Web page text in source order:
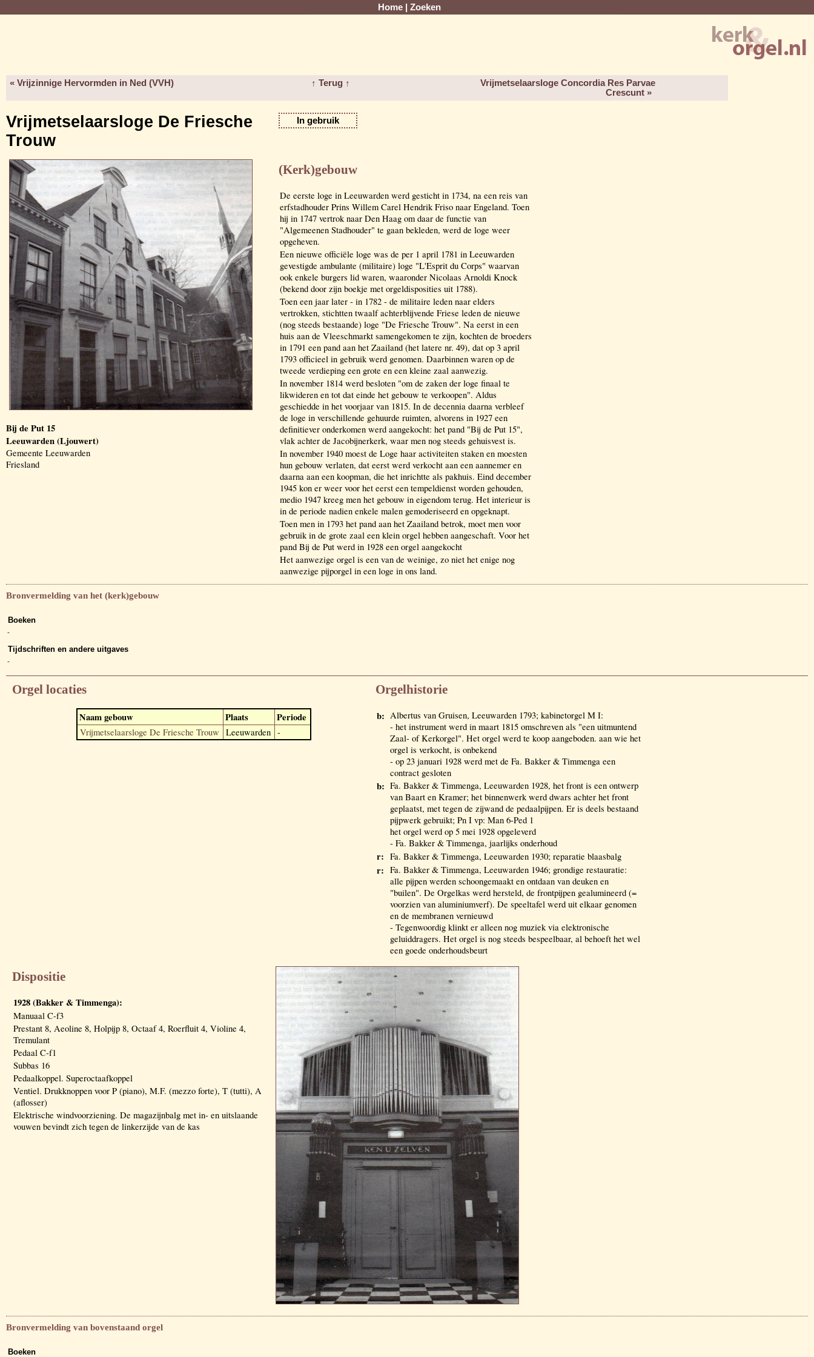
Home Zoeken
« Vrijzinnige Hervormden in Ned (VVH) ↑ Terug ↑
Vrijmetselaarsloge Concordia Res Parvae
Crescunt »
Vrijmetselaarsloge De Friesche
Trouw
In gebruik
Bij de Put 15
Leeuwarden (Ljouwert)
Gemeente Leeuwarden
Friesland
(Kerk)gebouw
De eerste loge in Leeuwarden werd gesticht in 1734, na een reis van
erfstadhouder Prins Willem Carel Hendrik Friso naar Engeland. Toen
hij in 1747 vertrok naar Den Haag om daar de functie van
"Algemeenen Stadhouder" te gaan bekleden, werd de loge weer
opgeheven.
Een nieuwe officiële loge was de per 1 april 1781 in Leeuwarden
gevestigde ambulante (militaire) loge "L'Esprit du Corps" waarvan
ook enkele burgers lid waren, waaronder Nicolaas Arnoldi Knock
(bekend door zijn boekje met orgeldisposities uit 1788).
Toen een jaar later - in 1782 - de militaire leden naar elders
vertrokken, stichtten twaalf achterblijvende Friese leden de nieuwe
(nog steeds bestaande) loge "De Friesche Trouw". Na eerst in een
huis aan de Vleeschmarkt samengekomen te zijn, kochten de broeders
in 1791 een pand aan het Zaailand (het latere nr. 49), dat op 3 april
1793 officieel in gebruik werd genomen. Daarbinnen waren op de
tweede verdieping een grote en een kleine zaal aanwezig.
In november 1814 werd besloten "om de zaken der loge finaal te
likwideren en tot dat einde het gebouw te verkoopen". Aldus
geschiedde in het voorjaar van 1815. In de decennia daarna verbleef
de loge in verschillende gehuurde ruimten, alvorens in 1927 een
definitiever onderkomen werd aangekocht: het pand "Bij de Put 15",
vlak achter de Jacobijnerkerk, waar men nog steeds gehuisvest is.
In november 1940 moest de Loge haar activiteiten staken en moesten
hun gebouw verlaten, dat eerst werd verkocht aan een aannemer en
daarna aan een koopman, die het inrichtte als pakhuis. Eind december
1945 kon er weer voor het eerst een tempeldienst worden gehouden,
medio 1947 kreeg men het gebouw in eigendom terug. Het interieur is
in de periode nadien enkele malen gemoderiseerd en opgeknapt.
Toen men in 1793 het pand aan het Zaailand betrok, moet men voor
gebruik in de grote zaal een klein orgel hebben aangeschaft. Voor het
pand Bij de Put werd in 1928 een orgel aangekocht
Het aanwezige orgel is een van de weinige, zo niet het enige nog
aanwezige pijporgel in een loge in ons land.
Bronvermelding van het (kerk)gebouw
Boeken
-
Tijdschriften en andere uitgaves
-
Orgel locaties
Naam gebouw Plaats Periode
Vrijmetselaarsloge De Friesche Trouw Leeuwarden -
Orgelhistorie
b: Albertus van Gruisen, Leeuwarden 1793; kabinetorgel M I:
- het instrument werd in maart 1815 omschreven als "een uitmuntend
Zaal- of Kerkorgel". Het orgel werd te koop aangeboden. aan wie het
orgel is verkocht, is onbekend
- op 23 januari 1928 werd met de Fa. Bakker & Timmenga een
contract gesloten
b: Fa. Bakker & Timmenga, Leeuwarden 1928, het front is een ontwerp
van Baart en Kramer; het binnenwerk werd dwars achter het front
geplaatst, met tegen de zijwand de pedaalpijpen. Er is deels bestaand
pijpwerk gebruikt; Pn I vp: Man 6-Ped 1
het orgel werd op 5 mei 1928 opgeleverd
- Fa. Bakker & Timmenga, jaarlijks onderhoud
r: Fa. Bakker & Timmenga, Leeuwarden 1930; reparatie blaasbalg
r: Fa. Bakker & Timmenga, Leeuwarden 1946; grondige restauratie:
alle pijpen werden schoongemaakt en ontdaan van deuken en
"builen". De Orgelkas werd hersteld, de frontpijpen gealumineerd (=
voorzien van aluminiumverf). De speeltafel werd uit elkaar genomen
en de membranen vernieuwd
- Tegenwoordig klinkt er alleen nog muziek via elektronische
geluiddragers. Het orgel is nog steeds bespeelbaar, al behoeft het wel
een goede onderhoudsbeurt
Dispositie
1928 (Bakker & Timmenga):
Manuaal C-f3
Prestant 8, Aeoline 8, Holpijp 8, Octaaf 4, Roerfluit 4, Violine 4,
Tremulant
Pedaal C-f1
Subbas 16
Pedaalkoppel. Superoctaafkoppel
Ventiel. Drukknoppen voor P (piano), M.F. (mezzo forte), T (tutti), A
(aflosser)
Elektrische windvoorziening. De magazijnbalg met in- en uitslaande
vouwen bevindt zich tegen de linkerzijde van de kas
Bronvermelding van bovenstaand orgel
Boeken